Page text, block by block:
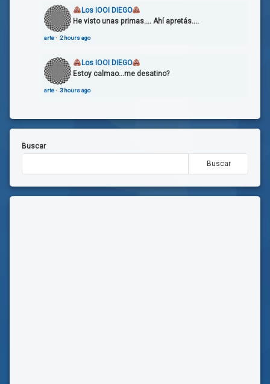
Los IOOI DIEGO
He visto unas primas.... Ahí apretás....
arte· 2 hours ago
Los IOOI DIEGO
Estoy calmao...me desatino?
arte· 3 hours ago
Buscar
Buscar